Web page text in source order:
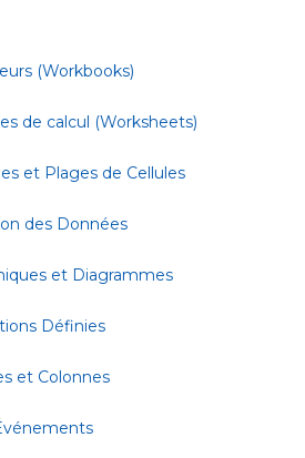
(Workbooks)
de calcul (Worksheets)
et Plages de Cellules
des Données
et Diagrammes
Définies
et Colonnes